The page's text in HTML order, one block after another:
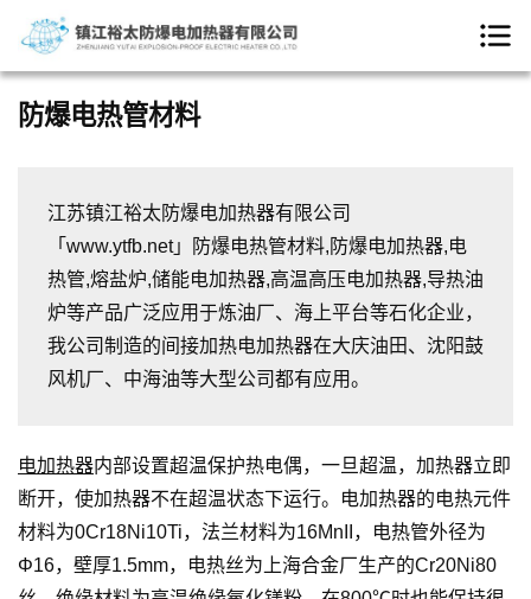
防爆电热管材料
江苏镇江裕太防爆电加热器有限公司
「www.ytfb.net」防爆电热管材料,防爆电加热器,电
热管,熔盐炉,储能电加热器,高温高压电加热器,导热油
炉等产品广泛应用于炼油厂、海上平台等石化企业，
我公司制造的间接加热电加热器在大庆油田、沈阳鼓
风机厂、中海油等大型公司都有应用。
电加热器内部设置超温保护热电偶，一旦超温，加热器立即
断开，使加热器不在超温状态下运行。电加热器的电热元件
材料为0Cr18Ni10Ti，法兰材料为16MnII，电热管外径为
Φ16，壁厚1.5mm，电热丝为上海合金厂生产的Cr20Ni80